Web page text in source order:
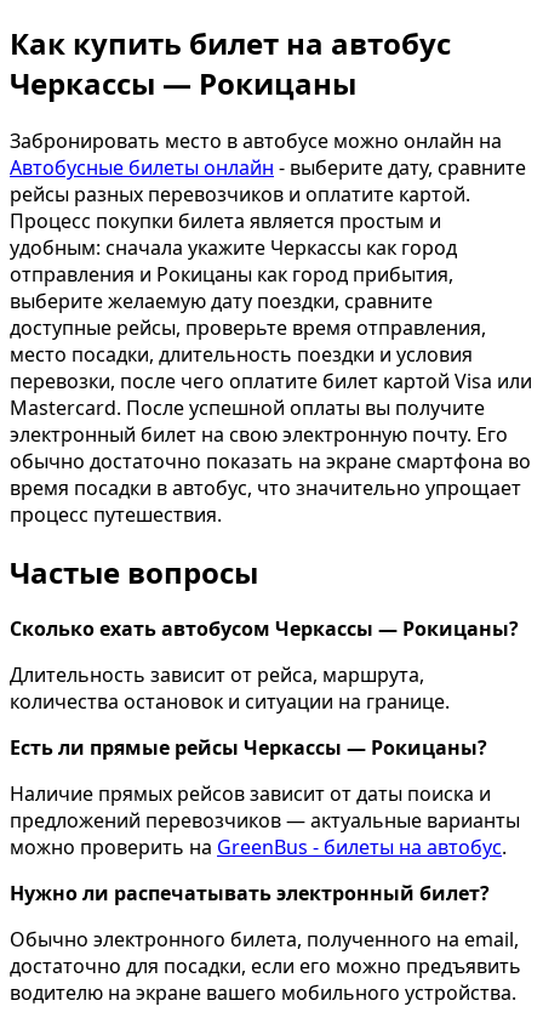
Как купить билет на автобус
Черкассы — Рокицаны
Забронировать место в автобусе можно онлайн на
Автобусные билеты онлайн - выберите дату, сравните
рейсы разных перевозчиков и оплатите картой.
Процесс покупки билета является простым и
удобным: сначала укажите Черкассы как город
отправления и Рокицаны как город прибытия,
выберите желаемую дату поездки, сравните
доступные рейсы, проверьте время отправления,
место посадки, длительность поездки и условия
перевозки, после чего оплатите билет картой Visa или
Mastercard. После успешной оплаты вы получите
электронный билет на свою электронную почту. Его
обычно достаточно показать на экране смартфона во
время посадки в автобус, что значительно упрощает
процесс путешествия.
Частые вопросы
Сколько ехать автобусом Черкассы — Рокицаны?
Длительность зависит от рейса, маршрута,
количества остановок и ситуации на границе.
Есть ли прямые рейсы Черкассы — Рокицаны?
Наличие прямых рейсов зависит от даты поиска и
предложений перевозчиков — актуальные варианты
можно проверить на GreenBus - билеты на автобус.
Нужно ли распечатывать электронный билет?
Обычно электронного билета, полученного на email,
достаточно для посадки, если его можно предъявить
водителю на экране вашего мобильного устройства.